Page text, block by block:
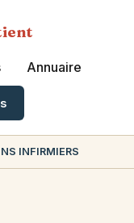
Annuaire
INFIRMIERS